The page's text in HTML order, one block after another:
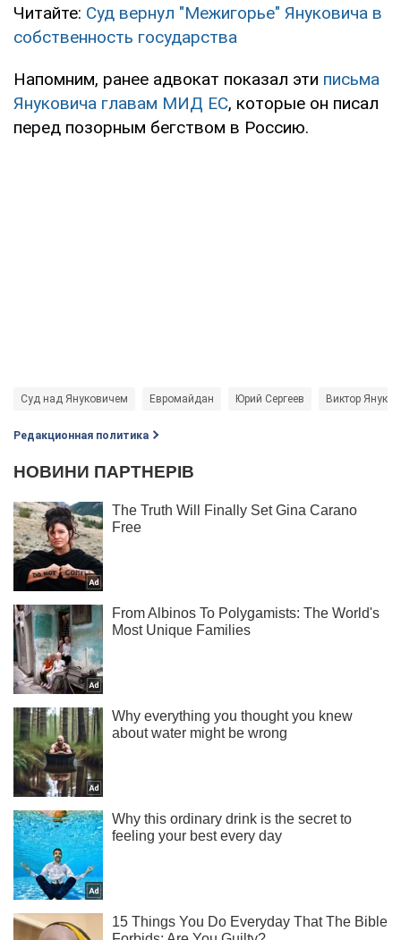
Читайте: Суд вернул "Межигорье" Януковича в
собственность государства
Напомним, ранее адвокат показал эти письма
Януковича главам МИД ЕС, которые он писал
перед позорным бегством в Россию.
Суд над Януковичем Евромайдан Юрий Сергеев Виктор
Редакционная политика